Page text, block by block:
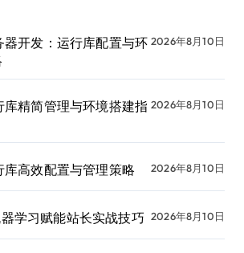
开发：运行库配置与环 2026年8月10日
精简管理与环境搭建指 2026年8月10日
高效配置与管理策略 2026年8月10日
学习赋能站长实战技巧 2026年8月10日